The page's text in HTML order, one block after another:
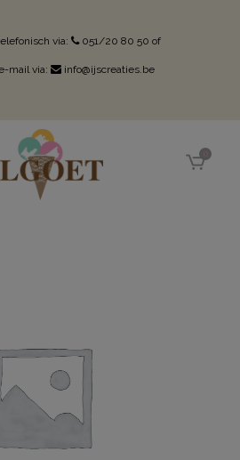
via: 051/20 80 50 of
mail via: info@ijscreaties.be
0